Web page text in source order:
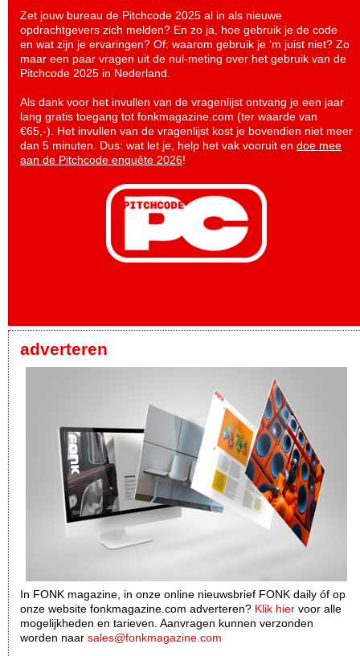
Zet jouw bureau de Pitchcode 2025 al in als nieuwe
opdrachtgevers zich melden? En zo ja, hoe gebruik je de code
en wat zijn je ervaringen? Of: waarom gebruik je ‘m juist niet? Zo
maar een paar vragen uit de nul-meting over het gebruik van de
Pitchcode 2025 in Nederland.
Als dank voor het invullen van de vragenlijst ontvang je een jaar
lang gratis toegang tot fonkmagazine.com (ter waarde van
€65,-). Het invullen van de vragenlijst kost je bovendien niet meer
dan 5 minuten. Dus: wat let je, help het vak vooruit en doe mee
aan de Pitchcode enquête 2026!
adverteren
In FONK magazine, in onze online nieuwsbrief FONK daily óf op
onze website fonkmagazine.com adverteren? Klik hier voor alle
mogelijkheden en tarieven. Aanvragen kunnen verzonden
worden naar sales@fonkmagazine.com